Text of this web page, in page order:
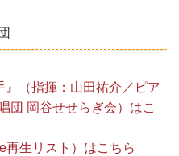
（指揮：山田祐介／ピア
団 岡谷せせらぎ会）はこ
再生リスト）はこちら